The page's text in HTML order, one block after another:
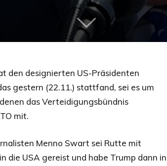
den designierten US-Präsidenten
gestern (22.11.) stattfand, sei es um
das Verteidigungsbündnis
mit.
Menno Swart sei Rutte mit
die USA gereist und habe Trump dann in